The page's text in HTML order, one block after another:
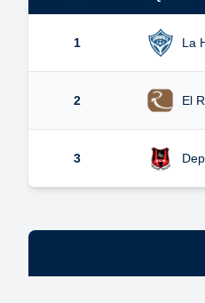
1 La
2 El
3